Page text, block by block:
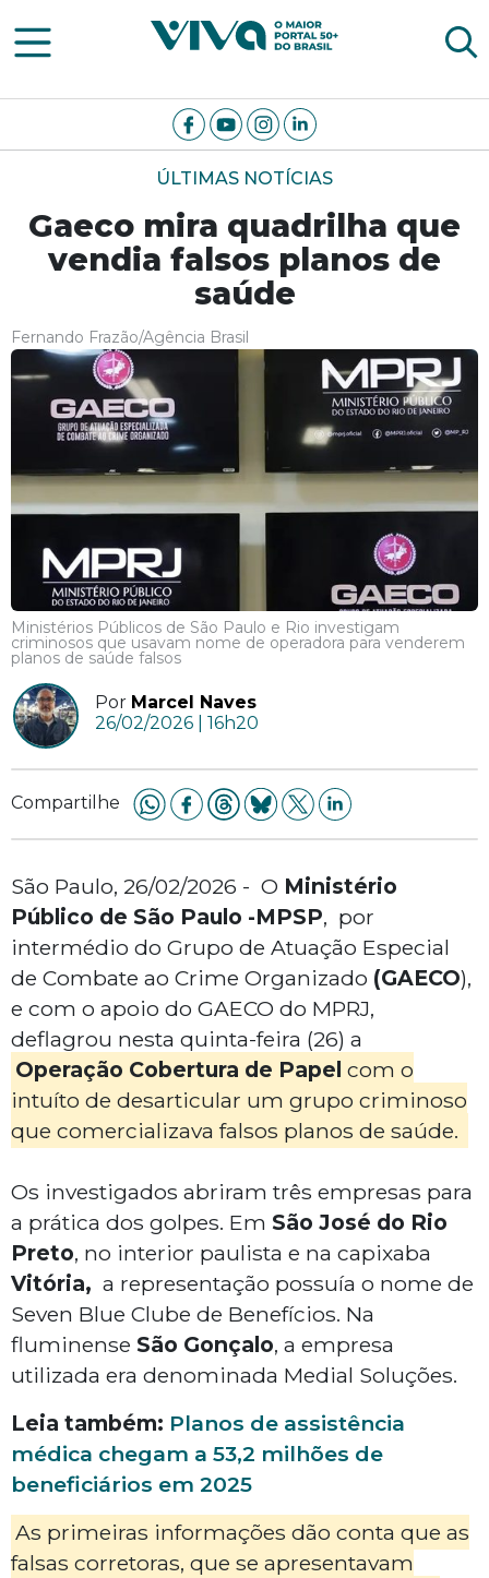
Viva Notícias
ÚLTIMAS NOTÍCIAS
Gaeco mira quadrilha que
vendia falsos planos de
saúde
Fernando Frazão/Agência Brasil
Ministérios Públicos de São Paulo e Rio investigam
criminosos que usavam nome de operadora para venderem
planos de saúde falsos
Por Marcel Naves
26/02/2026 | 16h20
Compartilhe
São Paulo, 26/02/2026 - O Ministério
Público de São Paulo -MPSP, por
intermédio do Grupo de Atuação Especial
de Combate ao Crime Organizado (GAECO),
e com o apoio do GAECO do MPRJ,
deflagrou nesta quinta-feira (26) a
Operação Cobertura de Papel com o
intuíto de desarticular um grupo criminoso
que comercializava falsos planos de saúde.
Os investigados abriram três empresas para
a prática dos golpes. Em São José do Rio
Preto, no interior paulista e na capixaba
Vitória, a representação possuía o nome de
Seven Blue Clube de Benefícios. Na
fluminense São Gonçalo, a empresa
utilizada era denominada Medial Soluções.
Leia também: Planos de assistência
médica chegam a 53,2 milhões de
beneficiários em 2025
As primeiras informações dão conta que as
falsas corretoras, que se apresentavam